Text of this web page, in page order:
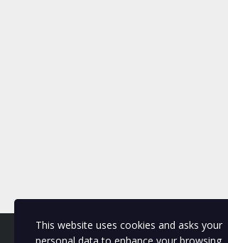
This website uses cookies and asks your